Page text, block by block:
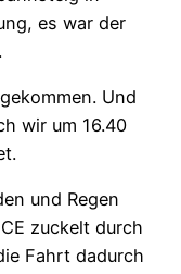
es war der
Und
wir um 16.40
und Regen
zuckelt durch
Fahrt dadurch